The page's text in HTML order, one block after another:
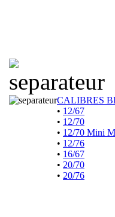
CALIBRES
• 12/67
• 12/70
• 12/70 Mini
• 12/76
• 16/67
• 20/70
• 20/76